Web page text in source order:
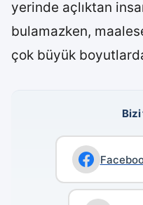
yerinde açlıktan
bulamazken,
çok büyük